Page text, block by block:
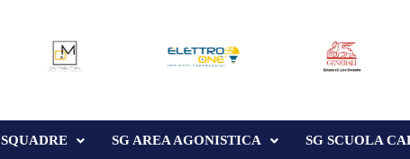
SQUADRE SG AREA AGONISTICA SG SCUOLA